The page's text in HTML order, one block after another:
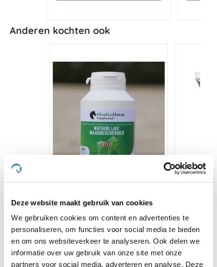
Deze website maakt gebruik van cookies
We gebruiken cookies om content en advertenties te
personaliseren, om functies voor social media te bieden
en om ons websiteverkeer te analyseren. Ook delen we
informatie over uw gebruik van onze site met onze
partners voor social media, adverteren en analyse. Deze
Anderen kochten ook
€ 50,10
Voeg toe aan winkeltas